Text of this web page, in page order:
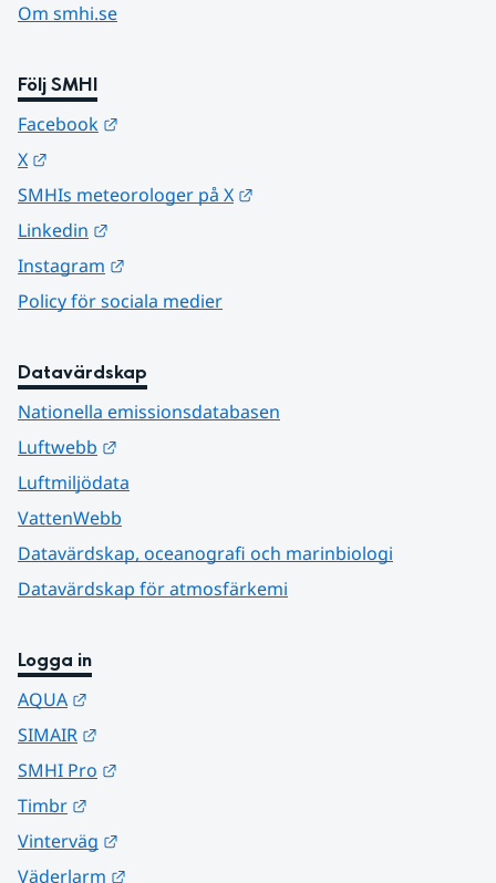
Om smhi.se
Följ SMHI
Facebook
X
SMHIs meteorologer på X
Linkedin
Instagram
Policy för sociala medier
Datavärdskap
Nationella emissionsdatabasen
Luftwebb
Luftmiljödata
VattenWebb
Datavärdskap, oceanografi och marinbiologi
Datavärdskap för atmosfärkemi
Logga in
AQUA
SIMAIR
SMHI Pro
Timbr
Vinterväg
Väderlarm